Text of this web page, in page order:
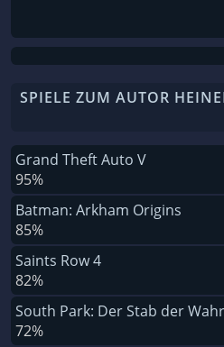
SPIELE ZUM AUTOR
Grand Theft Auto V
95%
Batman: Arkham Origins
85%
Saints Row 4
82%
South Park: Der Stab der
72%